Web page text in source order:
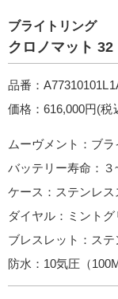
ブライトリング
クロノマット 32
品番：
価格：616,000円(税
ムーヴメント：ブ
バッテリー寿命：３
ケース：ステンレ
ダイヤル：ミントグ
ブレスレット：ス
防水：10気圧（